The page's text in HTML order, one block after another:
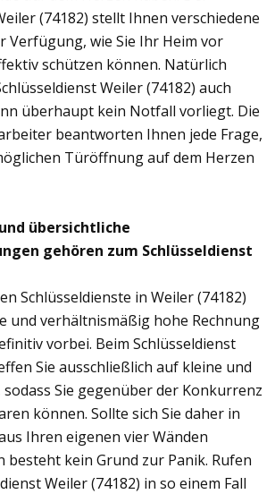
(74182) stellt Ihnen verschiedene
Verfügung, wie Sie Ihr Heim vor
schützen können. Natürlich
Weiler (74182) auch
überhaupt kein Notfall vorliegt. Die
beantworten Ihnen jede Frage,
Türöffnung auf dem Herzen
übersichtliche
gehören zum Schlüsseldienst
Schlüsseldienste in Weiler (74182)
und verhältnismäßig hohe Rechnung
vorbei. Beim Schlüsseldienst
Sie ausschließlich auf kleine und
Sie gegenüber der Konkurrenz
können. Sollte sich Sie daher in
Ihren eigenen vier Wänden
besteht kein Grund zur Panik. Rufen
Weiler (74182) in so einem Fall